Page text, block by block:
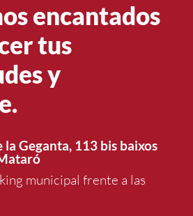
encantados
tus
y
la Geganta, 113 bis baixos
municipal frente a las